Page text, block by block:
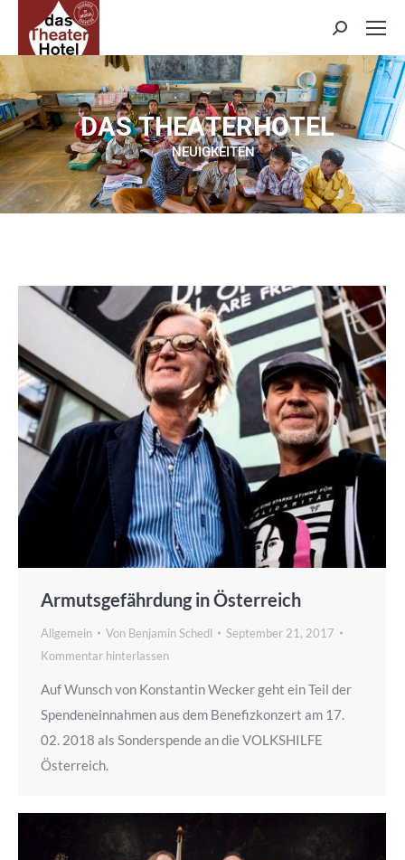
Search:
DAS THEATERHOTEL
NEUIGKEITEN
Armutsgefährdung in Österreich
Allgemein Von Benjamin Schedl
September 21, 2017
Kommentar hinterlassen
Auf Wunsch von Konstantin Wecker geht ein Teil der
Spendeneinnahmen aus dem Benefizkonzert am 17.
02. 2018 als Sonderspende an die VOLKSHILFE
Österreich.